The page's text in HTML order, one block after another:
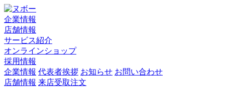
企業情報
店舗情報
サービス紹介
オンラインショップ
採用情報
企業情報 代表者挨拶 お知らせ お問い合わせ
店舗情報 来店受取注文